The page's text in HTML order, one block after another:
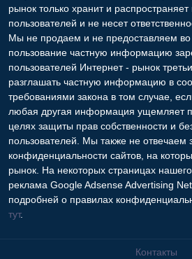
рынок только хранит и
пользователей и не несет
Мы не продаем и не предоставляем
пользование частную информацию
пользователей Интернет - рынок
разглашать частную информацию в
требованиями закона в том случае,
любая другая информация ущемляет
целях защиты прав собственности и
пользователей. Мы также не отвечаем
конфиденциальности сайтов, на
рынок. На некоторых страницах
реклама Google Adsense Advertising
подробней о правилах
тут.
Контакты